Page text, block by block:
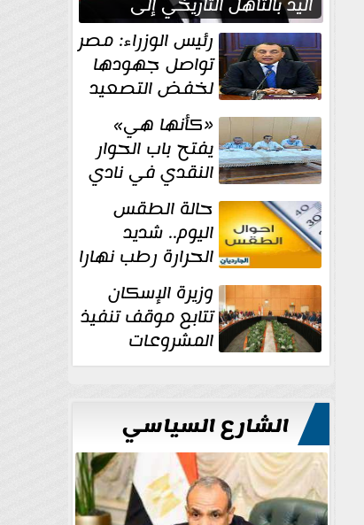
نصف نهائي كأس العالم
رئيس الوزراء: مصر
تواصل جهودها
لخفض التصعيد
والحفاظ على
الاستقرار الإقليمي«كأنها هي»
يفتح باب الحوار
النقدي في نادي
أدب مصر الجديدة
حالة الطقس
اليوم.. شديد
الحرارة رطب نهارا
مائل للحرارة رطب
ليلا.. و... وزيرة الإسكان
تتابع موقف تنفيذ
المشروعات
والخطة
للتعميرالشارع السياسي